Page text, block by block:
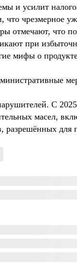
и усилит
чрезмерное
отмечают, что
при
мифы о
С
масел,
разрешённых для